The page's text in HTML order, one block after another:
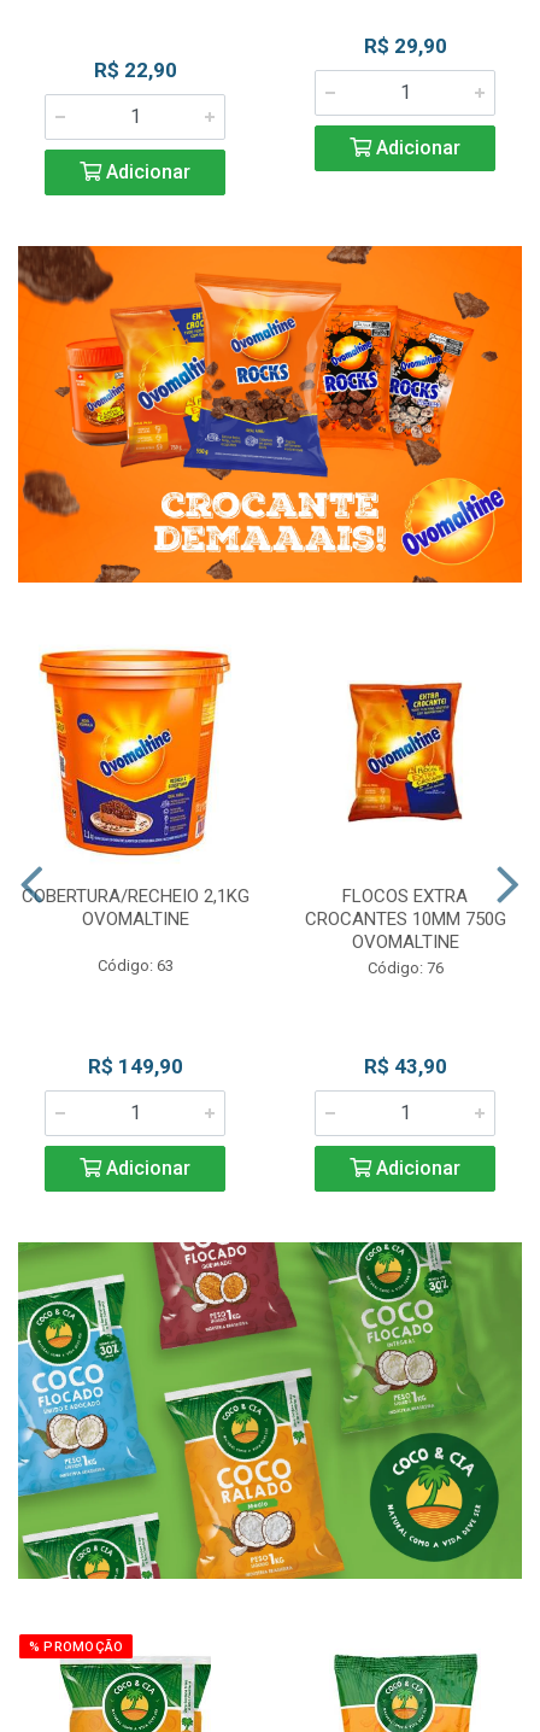
R$ 22,90
Adicionar
R$ 29,90
Adicionar
COBERTURA/RECHEIO 2,1KG
OVOMALTINE
Código: 63
R$ 149,90
Adicionar
FLOCOS EXTRA
CROCANTES 10MM 750G
OVOMALTINE
Código: 76
R$ 43,90
Adicionar
% PROMOÇÃO